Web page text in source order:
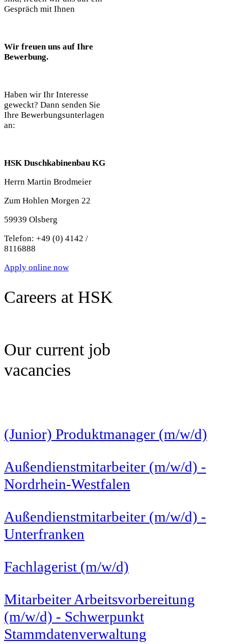
Gespräch mit Ihnen
Wir freuen uns auf Ihre
Bewerbung.
Haben wir Ihr Interesse
geweckt? Dann senden Sie
Ihre Bewerbungsunterlagen
an:
HSK Duschkabinenbau KG
Herrn Martin Brodmeier
Zum Hohlen Morgen 22
59939 Olsberg
Telefon: +49 (0) 4142 /
8116888
Apply online now
Careers at HSK
Our current job
vacancies
(Junior) Produktmanager (m/w/d)
Außendienstmitarbeiter (m/w/d) -
Nordrhein-Westfalen
Außendienstmitarbeiter (m/w/d) -
Unterfranken
Fachlagerist (m/w/d)
Mitarbeiter Arbeitsvorbereitung
(m/w/d) - Schwerpunkt
Stammdatenverwaltung